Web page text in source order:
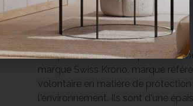
Matériaux
Nos panneaux sont en particules
marque Swiss Krono, marque
volontaire en matière de
l'environnement. Ils sont d'une